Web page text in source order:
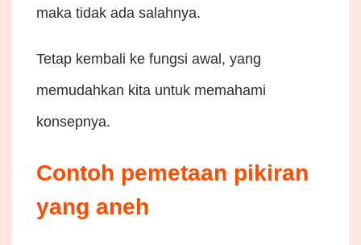
maka tidak ada salahnya.
Tetap kembali ke fungsi awal, yang
memudahkan kita untuk memahami
konsepnya.
Contoh pemetaan pikiran
yang aneh